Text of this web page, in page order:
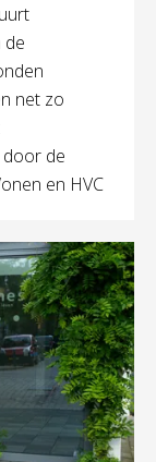
de
net zo
de
en HVC